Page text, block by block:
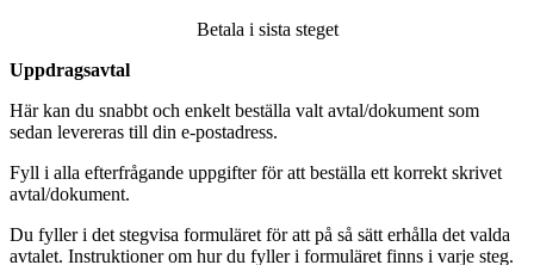
Betala i sista steget
Uppdragsavtal
Här kan du snabbt och enkelt beställa valt avtal/dokument som
sedan levereras till din e-postadress.
Fyll i alla efterfrågande uppgifter för att beställa ett korrekt skrivet
avtal/dokument.
Du fyller i det stegvisa formuläret för att på så sätt erhålla det valda
avtalet. Instruktioner om hur du fyller i formuläret finns i varje steg.